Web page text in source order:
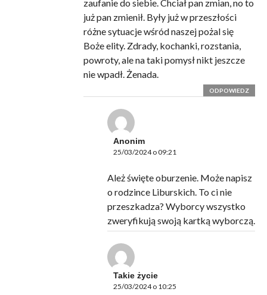
zaufanie do siebie. Chciał pan zmian, no to
już pan zmienił. Były już w przeszłości
różne sytuacje wśród naszej pożal się
Boże elity. Zdrady, kochanki, rozstania,
powroty, ale na taki pomysł nikt jeszcze
nie wpadł. Żenada.
ODPOWIEDZ
Anonim
25/03/2024 o 09:21
Ależ święte oburzenie. Może napisz
o rodzince Liburskich. To ci nie
przeszkadza? Wyborcy wszystko
zweryfikują swoją kartką wyborczą.
Takie życie
25/03/2024 o 10:25